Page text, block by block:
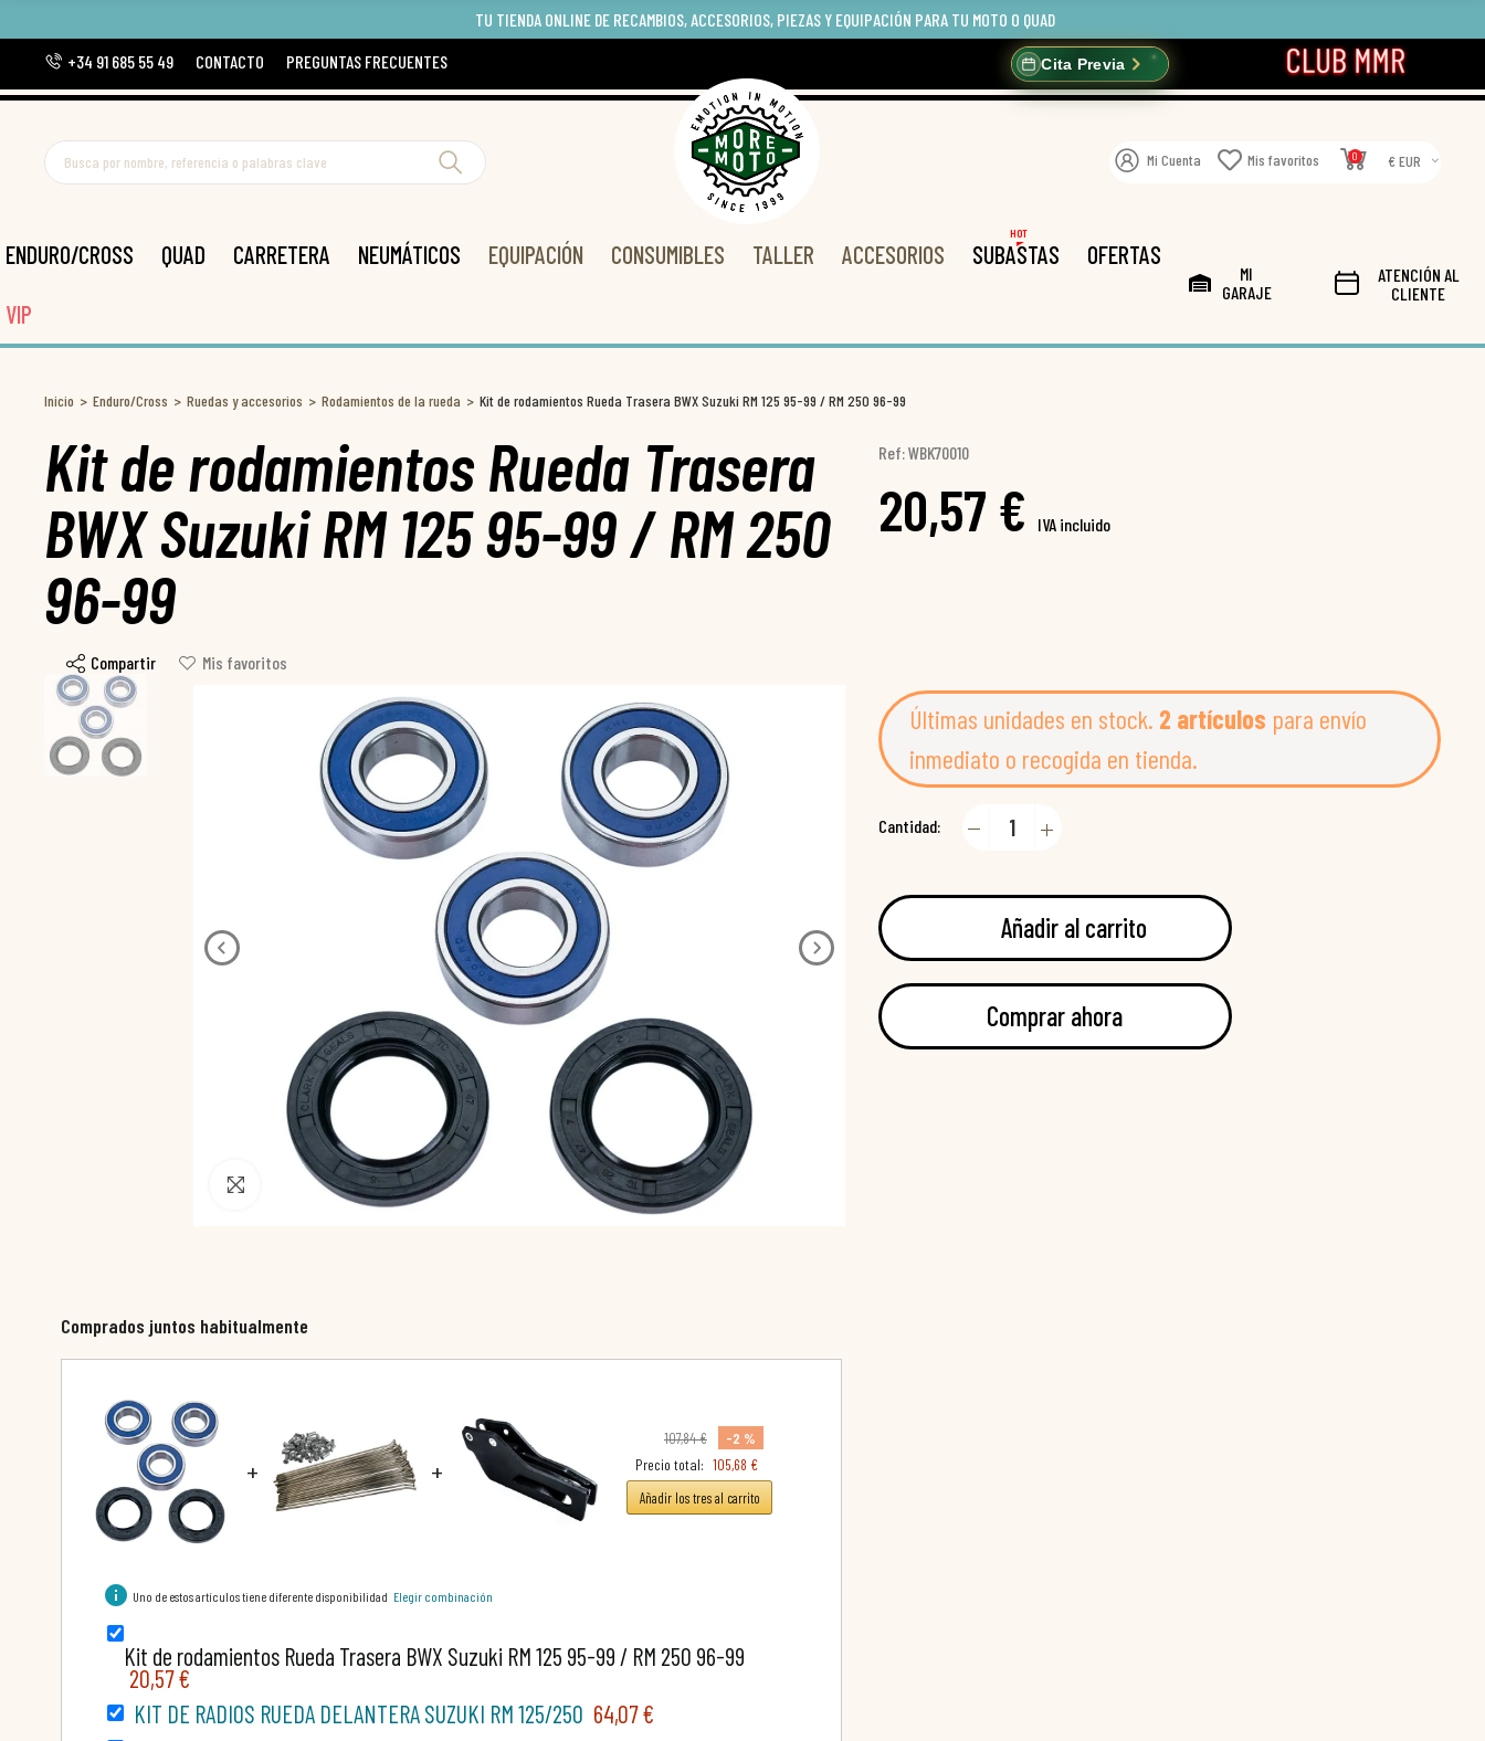
TU TIENDA ONLINE DE RECAMBIOS, ACCESORIOS, PIEZAS Y EQUIPACIÓN PARA TU MOTO O QUAD
+34 91 685 55 49
CONTACTO PREGUNTAS FRECUENTES Cita Previa
Mi Cuenta Mis favoritos 0 € EUR
ENDURO/CROSS QUAD CARRETERA NEUMÁTICOS EQUIPACIÓN CONSUMIBLES TALLER ACCESORIOS SUBASTAS
HOT
OFERTAS
VIP
MI
GARAJE
ATENCIÓN AL
CLIENTE
Inicio Enduro/Cross Ruedas y accesorios Rodamientos de la rueda Kit de rodamientos Rueda Trasera BWX Suzuki RM 125 95-99 / RM 250 96-99
Kit de rodamientos Rueda Trasera
BWX Suzuki RM 125 95-99 / RM 250
96-99
Compartir Mis favoritos
Ref: WBK70010
20,57 € IVA incluido
Pincha para agrandar
Últimas unidades en stock. 2 artículos para envío
inmediato o recogida en tienda.
Cantidad:
Añadir al carrito
Comprar ahora
Comprados juntos habitualmente
+ +
107,84 €
-2 %
Precio total: 105,68 €
Añadir los tres al carrito
info Uno de estos artículos tiene diferente disponibilidad Elegir combinación
Kit de rodamientos Rueda Trasera BWX Suzuki RM 125 95-99 / RM 250 96-99
20,57 €
KIT DE RADIOS RUEDA DELANTERA SUZUKI RM 125/250 64,07 €